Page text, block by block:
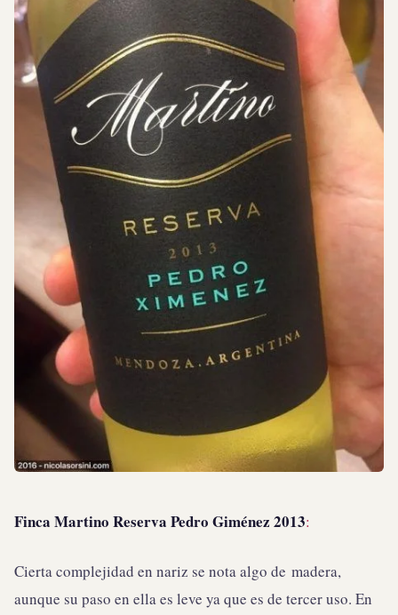
Finca Martino Reserva Pedro Giménez 2013:
Cierta complejidad en nariz se nota algo de madera,
aunque su paso en ella es leve ya que es de tercer uso. En